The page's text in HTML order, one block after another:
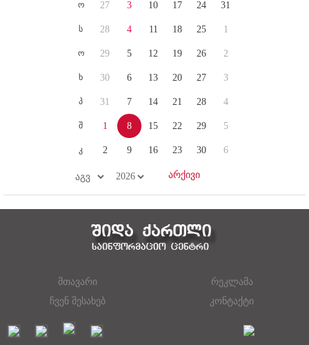
ო
ს
ო
ხ
პ
შ
კ
27
28
29
30
31
1
2
3
4
5
6
7
8
9
10
11
12
13
14
15
16
17
18
19
20
21
22
23
24
25
26
27
28
29
30
31
1
2
3
4
5
6
მთავარი
რეკლამა
ჩვენ შესახებ
კონტაქტი